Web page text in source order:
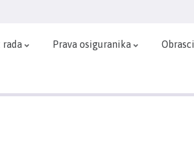
rada Prava osiguranika Obrasci